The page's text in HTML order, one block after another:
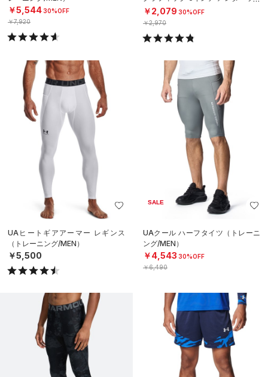
￥5,54430%OFF
￥7,920
ア（トレーニング/MEN）
￥2,079 30%OFF
￥2,970
UAヒートギアアーマー レギンス
（トレーニング/MEN）
￥5,500
SALE
UAクール ハーフタイツ（トレーニ
ング/MEN）
￥4,543 30%OFF
￥6,490